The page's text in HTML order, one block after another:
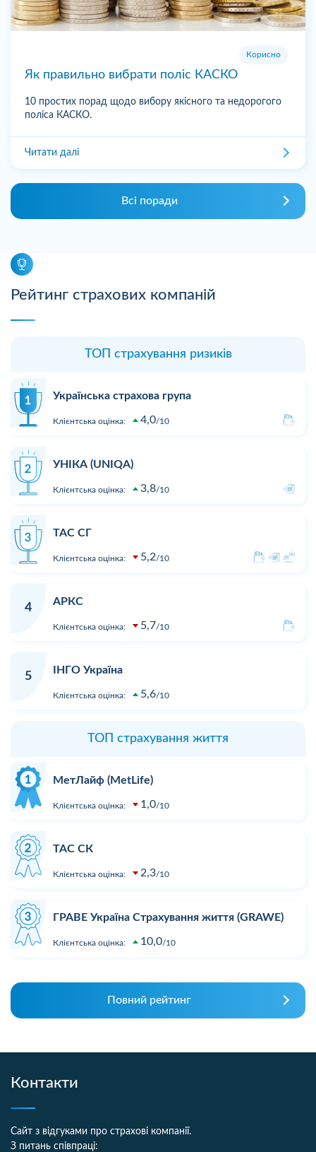
Корисно
Як правильно вибрати поліс КАСКО
10 простих порад щодо вибору якісного та недорогого
поліса КАСКО.
Читати далі
Всі поради
Рейтинг страхових компаній
ТОП страхування ризиків
Українська страхова група
Клієнтська оцінка: 4,0 10
УНІКА (UNIQA)
Клієнтська оцінка: 3,8 10
ТАС СГ
Клієнтська оцінка: 5,2 10
4
АРКС
Клієнтська оцінка: 5,7 10
5
ІНГО Україна
Клієнтська оцінка: 5,6 10
ТОП страхування життя
МетЛайф (MetLife)
Клієнтська оцінка: 1,0 10
ТАС СК
Клієнтська оцінка: 2,3 10
ГРАВЕ Україна Страхування життя (GRAWE)
Клієнтська оцінка: 10,0 10
Повний рейтинг
Контакти
Сайт з відгуками про страхові компанії.
З питань співпраці: